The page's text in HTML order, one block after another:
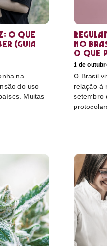
o que
(guia
na
do uso
Muitas
no
o que
1 de
O Brasil
relação à
setembro